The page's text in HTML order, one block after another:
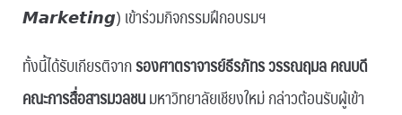
𝙈𝙖𝙧𝙠𝙚𝙩𝙞𝙣𝙜) เข้าร่วมกิจกรรมฝึกอบรมฯ
ทั้งนี้ได้รับเกียรติจากรองศาตราจารย์ธีรภัทร วรรณฤมล คณบดี
คณะการสื่อสารมวลชนมหาวิทยาลัยเชียงใหม่ กล่าวต้อนรับผู้เข้า